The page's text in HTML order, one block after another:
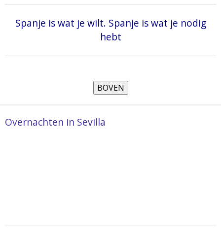
Spanje is wat je wilt. Spanje is wat je nodig
hebt
Overnachten in Sevilla